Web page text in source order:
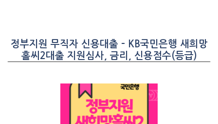
정부지원 무직자 신용대출 – KB국민은행 새희망
홀씨2대출 지원심사, 금리, 신용점수(등급)